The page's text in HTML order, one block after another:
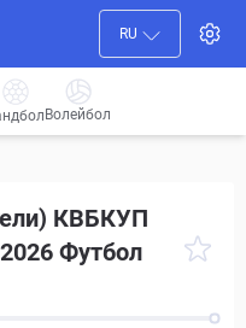
RU
Волейбол
КВБКУП
Футбол